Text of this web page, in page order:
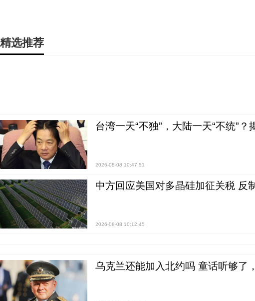
精选推荐
台湾一天“不独”，大陆一天“不统”
2026-08-08 10:47:51
中方回应美国对多晶硅加征关税 反
2026-08-08 10:12:45
乌克兰还能加入北约吗 童话听够了